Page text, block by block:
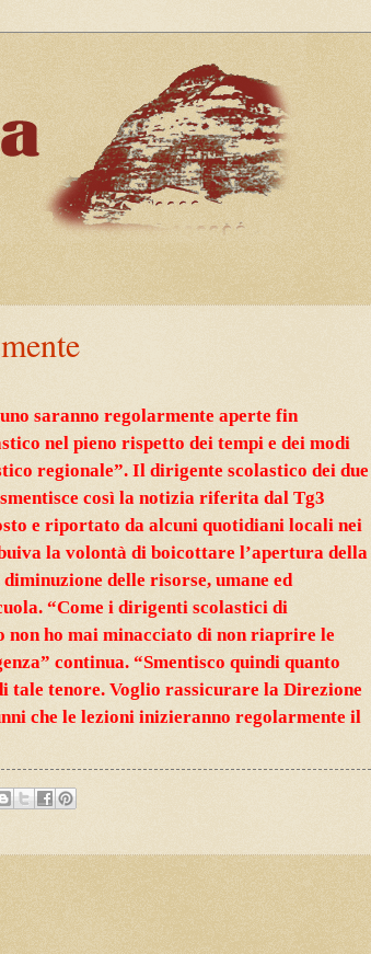
saranno regolarmente aperte fin
nel pieno rispetto dei tempi e dei modi
regionale”. Il dirigente scolastico dei due
così la notizia riferita dal Tg3
e riportato da alcuni quotidiani locali nei
la volontà di boicottare l’apertura della
delle risorse, umane ed
“Come i dirigenti scolastici di
non ho mai minacciato di non riaprire le
continua. “Smentisco quindi quanto
tale tenore. Voglio rassicurare la Direzione
che le lezioni inizieranno regolarmente il